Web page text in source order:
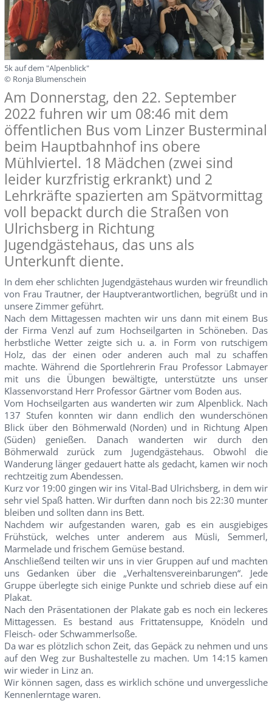
5k auf dem "Alpenblick"
© Ronja Blumenschein
Am Donnerstag, den 22. September
2022 fuhren wir um 08:46 mit dem
öffentlichen Bus vom Linzer Busterminal
beim Hauptbahnhof ins obere
Mühlviertel. 18 Mädchen (zwei sind
leider kurzfristig erkrankt) und 2
Lehrkräfte spazierten am Spätvormittag
voll bepackt durch die Straßen von
Ulrichsberg in Richtung
Jugendgästehaus, das uns als
Unterkunft diente.
In dem eher schlichten Jugendgästehaus wurden wir freundlich
von Frau Trautner, der Hauptverantwortlichen, begrüßt und in
unsere Zimmer geführt.
Nach dem Mittagessen machten wir uns dann mit einem Bus
der Firma Venzl auf zum Hochseilgarten in Schöneben. Das
herbstliche Wetter zeigte sich u. a. in Form von rutschigem
Holz, das der einen oder anderen auch mal zu schaffen
machte. Während die Sportlehrerin Frau Professor Labmayer
mit uns die Übungen bewältigte, unterstützte uns unser
Klassenvorstand Herr Professor Gärtner vom Boden aus.
Vom Hochseilgarten aus wanderten wir zum Alpenblick. Nach
137 Stufen konnten wir dann endlich den wunderschönen
Blick über den Böhmerwald (Norden) und in Richtung Alpen
(Süden) genießen. Danach wanderten wir durch den
Böhmerwald zurück zum Jugendgästehaus. Obwohl die
Wanderung länger gedauert hatte als gedacht, kamen wir noch
rechtzeitig zum Abendessen.
Kurz vor 19:00 gingen wir ins Vital-Bad Ulrichsberg, in dem wir
sehr viel Spaß hatten. Wir durften dann noch bis 22:30 munter
bleiben und sollten dann ins Bett.
Nachdem wir aufgestanden waren, gab es ein ausgiebiges
Frühstück, welches unter anderem aus Müsli, Semmerl,
Marmelade und frischem Gemüse bestand.
Anschließend teilten wir uns in vier Gruppen auf und machten
uns Gedanken über die „Verhaltensvereinbarungen“. Jede
Gruppe überlegte sich einige Punkte und schrieb diese auf ein
Plakat.
Nach den Präsentationen der Plakate gab es noch ein leckeres
Mittagessen. Es bestand aus Frittatensuppe, Knödeln und
Fleisch- oder Schwammerlsoße.
Da war es plötzlich schon Zeit, das Gepäck zu nehmen und uns
auf den Weg zur Bushaltestelle zu machen. Um 14:15 kamen
wir wieder in Linz an.
Wir können sagen, dass es wirklich schöne und unvergessliche
Kennenlerntage waren.